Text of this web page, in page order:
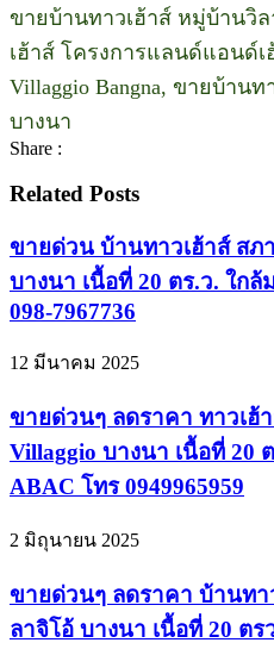
ขายบ้านทาวเฮ้าส์ หมู่บ้านวิ
เฮ้าส์ โครงการแลนด์แอนด์
Villaggio Bangna, ขายบ้าน
บางนา
Share :
Related Posts
ขายด่วน บ้านทาวเฮ้าส์ สภ
บางนา เนื้อที่ 20 ตร.ว. ใก
098-7967736
12 มีนาคม 2025
ขายด่วนๆ ลดราคา ทาวเฮ้
Villaggio บางนา เนื้อที่ 20
ABAC โทร 0949965959
2 มิถุนายน 2025
ขายด่วนๆ ลดราคา บ้านท
ลาจิโอ้ บางนา เนื้อที่ 20 ต